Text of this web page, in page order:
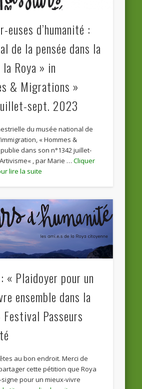
euses d’humanité :
de la pensée dans la
Roya » in
& Migrations »
sept. 2023
du musée national de
« Hommes &
dans son n°1342 juillet-
, par Marie …
« Plaidoyer pour un
ensemble dans la
Festival Passeurs
au bon endroit. Merci de
cette pétition que Roya
pour un mieux-vivre